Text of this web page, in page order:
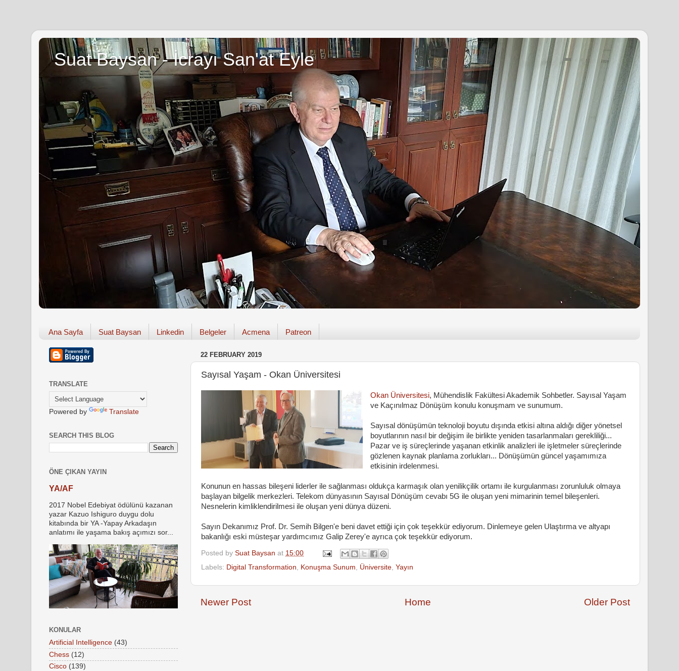
Suat Baysan - İcrayı San'at Eyle
Ana Sayfa Suat Baysan Linkedin Belgeler Acmena Patreon
22 FEBRUARY 2019
Sayısal Yaşam - Okan Üniversitesi
Okan Üniversitesi, Mühendislik Fakültesi Akademik Sohbetler. Sayısal Yaşam
ve Kaçınılmaz Dönüşüm konulu konuşmam ve sunumum.
Sayısal dönüşümün teknoloji boyutu dışında etkisi altına aldığı diğer yönetsel
boyutlarının nasıl bir değişim ile birlikte yeniden tasarlanmaları gerekliliği...
Pazar ve iş süreçlerinde yaşanan etkinlik analizleri ile işletmeler süreçlerinde
gözlenen kaynak planlama zorlukları... Dönüşümün güncel yaşamımıza
etkisinin irdelenmesi.
Konunun en hassas bileşeni liderler ile sağlanması oldukça karmaşık olan yenilikçilik ortamı ile kurgulanması zorunluluk olmaya
başlayan bilgelik merkezleri. Telekom dünyasının Sayısal Dönüşüm cevabı 5G ile oluşan yeni mimarinin temel bileşenleri.
Nesnelerin kimliklendirilmesi ile oluşan yeni dünya düzeni.
Sayın Dekanımız Prof. Dr. Semih Bilgen'e beni davet ettiği için çok teşekkür ediyorum. Dinlemeye gelen Ulaştırma ve altyapı
bakanlığı eski müsteşar yardımcımız Galip Zerey'e ayrıca çok teşekkür ediyorum.
Posted by Suat Baysan at 15:00
Labels: Digital Transformation Konuşma Sunum Üniversite Yayın
Newer Post Older Post
Home
TRANSLATE
Powered by Translate
SEARCH THIS BLOG
ÖNE ÇIKAN YAYIN
YA/AF
2017 Nobel Edebiyat ödülünü kazanan
yazar Kazuo Ishiguro duygu dolu
kitabında bir YA -Yapay Arkadaşın
anlatımı ile yaşama bakış açımızı sor...
KONULAR
Artificial Intelligence (43)
Chess (12)
Cisco (139)